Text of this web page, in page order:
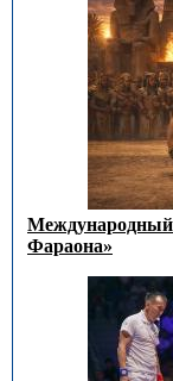
Международный
Фараона»